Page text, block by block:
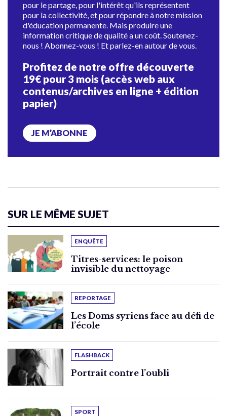
pour le partage, pour l'intérêt qu'ils représentent
pour la collectivité, et pour répondre à notre mission
d'éducation permanente. Mais produire une
information critique de qualité a un coût. Soutenez-
nous ! Abonnez-vous ! Et parlez-en autour de vous.
Profitez de notre offre découverte
19€ pour 3 mois (accès web aux
contenus/archives en ligne + édition
papier)
JE M’ABONNE
SUR LE MÊME SUJET
ENQUÊTE
Titres-services: le poison
invisible du nettoyage
REPORTAGE
Les Doms syriens face au défi de
l’école
FLASHBACK
Portrait contre l’oubli
SPORT